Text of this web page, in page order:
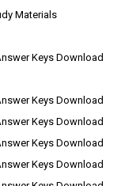
Materials
Keys Download
Keys Download
Keys Download
Keys Download
Keys Download